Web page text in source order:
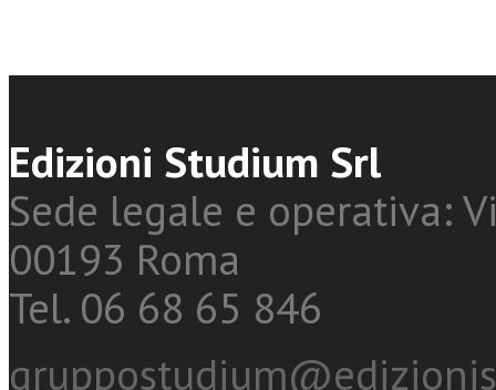
Edizioni Studium Srl
Sede legale e operativa:
00193 Roma
Tel. 06 68 65 846